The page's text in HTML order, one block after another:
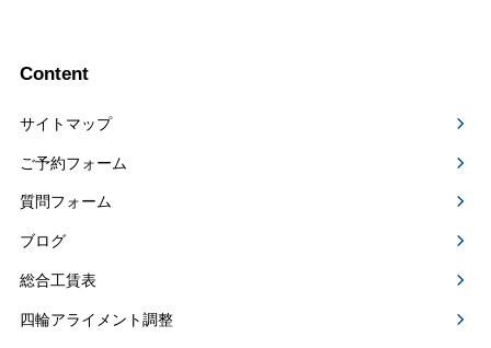
Content
サイトマップ
ご予約フォーム
質問フォーム
ブログ
総合工賃表
四輪アライメント調整